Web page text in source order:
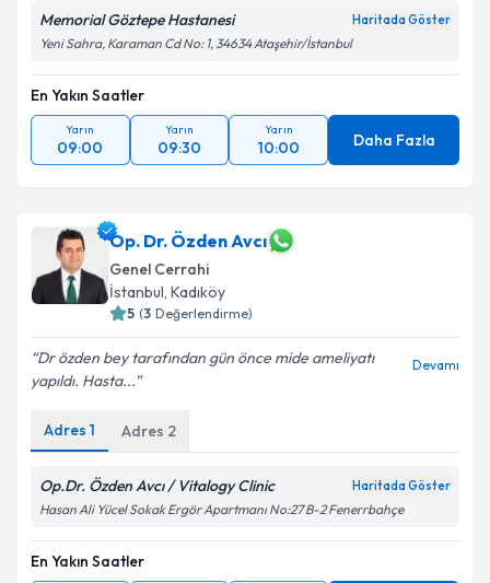
Memorial Göztepe Hastanesi Haritada Göster
Yeni Sahra, Karaman Cd No: 1, 34634 Ataşehir/İstanbul
En Yakın Saatler
Yarın
09:00
Yarın
09:30
Yarın
10:00 Daha Fazla
Op. Dr. Özden Avcı
Genel Cerrahi
İstanbul, Kadıköy
5 (3 Değerlendirme)
Dr özden bey tarafından gün önce mide ameliyatı
yapıldı. Hasta...
Devamı
Adres 1 Adres 2
Op.Dr. Özden Avcı / Vitalogy Clinic Haritada Göster
Hasan Ali Yücel Sokak Ergör Apartmanı No:27 B-2 Fenerrbahçe
En Yakın Saatler